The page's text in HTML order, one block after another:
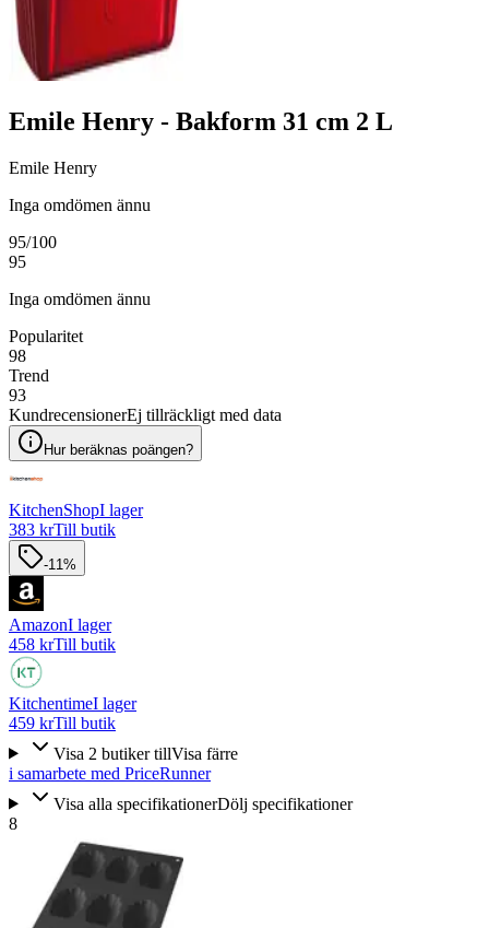
Emile Henry - Bakform 31 cm 2 L
Emile Henry
Inga omdömen ännu
95/100
95
Inga omdömen ännu
Popularitet
98
Trend
93
KundrecensionerEj tillräckligt med data
Hur beräknas poängen?
KitchenShopI lager
383 krTill butik
-11%
AmazonI lager
458 krTill butik
KitchentimeI lager
459 krTill butik
Visa 2 butiker tillVisa färre
i samarbete med PriceRunner
Visa alla specifikationerDölj specifikationer
8